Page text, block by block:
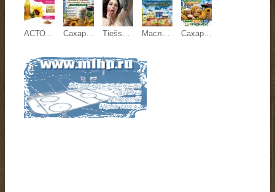
АСТОН - Оптовые продажи подсолнечного масла от завода. Экспорт Сахар ГОСТ, зерновые, бобовые и масличные культуры оптом Tiešsaistes sekss Масложировая и молочная продукция СолПро - экспортные поставки Сахар, зерновые и зернобобовые, масличные культуры, корма